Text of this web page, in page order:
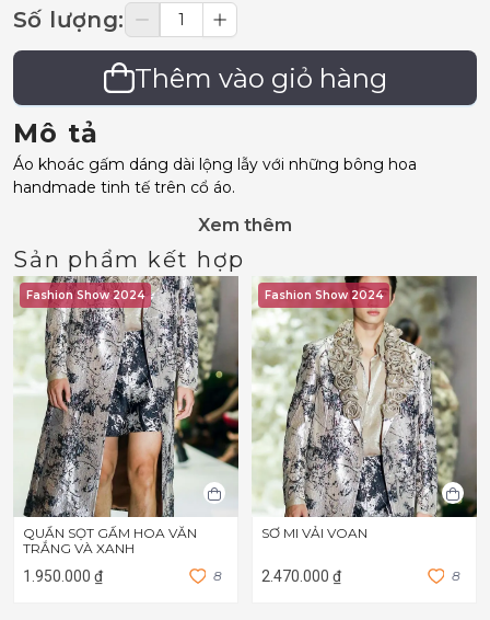
Số lượng:
Thêm vào giỏ hàng
Mô tả
Áo khoác gấm dáng dài lộng lẫy với những bông hoa
handmade tinh tế trên cổ áo.
Xem thêm
Sản phẩm kết hợp
Fashion Show 2024
QUẦN SỌT GẤM HOA VĂN
TRẮNG VÀ XANH
1.950.000 ₫ 8
Fashion Show 2024
SƠ MI VẢI VOAN
2.470.000 ₫ 8